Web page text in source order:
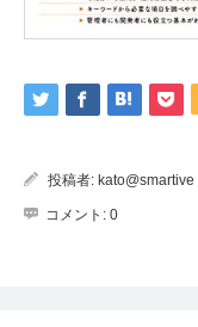
投稿者: kato@smartive
コメント: 0